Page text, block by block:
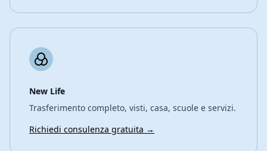
New Life
Trasferimento completo, visti, casa, scuole e servizi.
Richiedi consulenza gratuita →